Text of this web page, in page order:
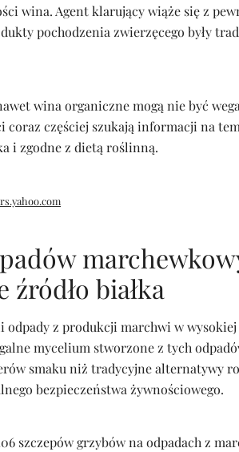
wina. Agent klarujący wiąże się z
pochodzenia zwierzęcego były
wina organiczne mogą nie być
coraz częściej szukają informacji na
i zgodne z dietą roślinną.
białka
odpady z produkcji marchwi w wysokiej
mycelium stworzone z tych
smaku niż tradycyjne alternatywy
bezpieczeństwa żywnościowego.
szczepów grzybów na odpadach z